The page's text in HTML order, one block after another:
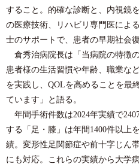
すること。的確な診断と、内視鏡
の医療技術、リハビリ専門医によ
士のサポートで、患者の早期社会
倉秀治病院長は「当病院の特徴
患者様の生活習慣や年齢、職業な
を実践し、QOLを高めることを最
ています」と語る。
年間手術件数は2024年実績で
する「足・膝」は年間1400件以上
績。変形性足関節症や前十字じん
にも対応。これらの実績から大学